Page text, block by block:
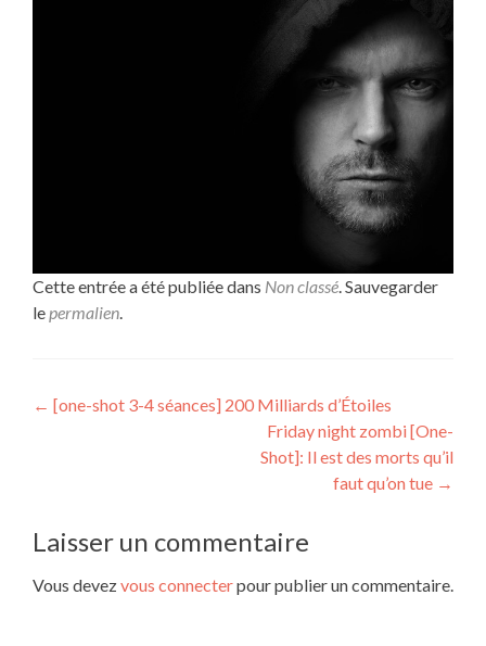
Cette entrée a été publiée dans Non classé. Sauvegarder
lepermalien.
Navigation
← [one-shot 3-4 séances] 200 Milliards d’Étoiles
Friday night zombi [One-
Shot]: Il est des morts qu’il
faut qu’on tue →
Laisser un commentaire
Vous devezvous connecterpour publier un commentaire.